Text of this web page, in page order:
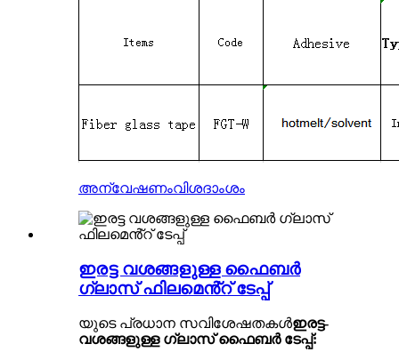
അന്വേഷണംവിശദാംശം
ഇരട്ട വശങ്ങളുള്ള ഫൈബർ
ഗ്ലാസ് ഫിലമെൻ്റ് ടേപ്പ്
യുടെ പ്രധാന സവിശേഷതകൾഇരട്ട-
വശങ്ങളുള്ള ഗ്ലാസ് ഫൈബർ ടേപ്പ്: